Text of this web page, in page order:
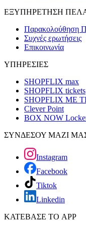
ΕΞΥΠΗΡΕΤΗΣΗ
Παρακολούθηση
Συχνές ερωτήσεις
Επικοινωνία
ΥΠΗΡΕΣΙΕΣ
SHOPFLIX max
SHOPFLIX tickets
SHOPFLIX ΜΕ
Clever Point
BOX NOW
ΣΥΝΔΕΣΟΥ ΜΑΖΙ
Instagram
Facebook
Tiktok
Linkedin
ΚΑΤΕΒΑΣΕ ΤΟ APP